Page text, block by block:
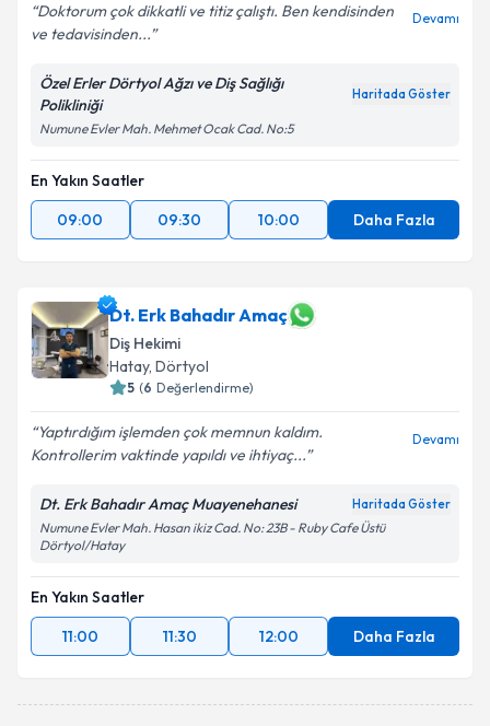
Doktorum çok dikkatli ve titiz çalıştı. Ben kendisinden
ve tedavisinden...
Devamı
Özel Erler Dörtyol Ağzı ve Diş Sağlığı
Polikliniği
Haritada Göster
Numune Evler Mah. Mehmet Ocak Cad. No:5
En Yakın Saatler
09:00
09:30 10:00 Daha Fazla
Dt. Erk Bahadır Amaç
Diş Hekimi
Hatay, Dörtyol
5 (6 Değerlendirme)
Yaptırdığım işlemden çok memnun kaldım.
Kontrollerim vaktinde yapıldı ve ihtiyaç...
Devamı
Dt. Erk Bahadır Amaç Muayenehanesi Haritada Göster
Numune Evler Mah. Hasan ikiz Cad. No: 23B - Ruby Cafe Üstü
Dörtyol/Hatay
En Yakın Saatler
11:00
11:30 12:00 Daha Fazla